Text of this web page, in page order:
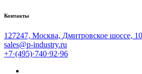
Контакты
127247, Москва, Дмитровское шоссе,
sales@p-industry.ru
+7·(495)·740·92·96